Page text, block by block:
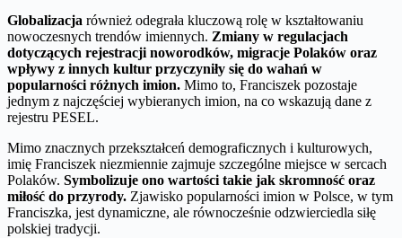
Globalizacja również odegrała kluczową rolę w kształtowaniu
nowoczesnych trendów imiennych. Zmiany w regulacjach
dotyczących rejestracji noworodków, migracje Polaków oraz
wpływy z innych kultur przyczyniły się do wahań w
popularności różnych imion. Mimo to, Franciszek pozostaje
jednym z najczęściej wybieranych imion, na co wskazują dane z
rejestru PESEL.
Mimo znacznych przekształceń demograficznych i kulturowych,
imię Franciszek niezmiennie zajmuje szczególne miejsce w sercach
Polaków. Symbolizuje ono wartości takie jak skromność oraz
miłość do przyrody. Zjawisko popularności imion w Polsce, w tym
Franciszka, jest dynamiczne, ale równocześnie odzwierciedla siłę
polskiej tradycji.